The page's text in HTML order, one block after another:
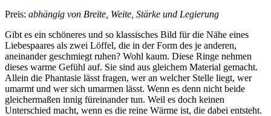
Preis: abhängig von Breite, Weite, Stärke und Legierung
Gibt es ein schöneres und so klassisches Bild für die Nähe eines
Liebespaares als zwei Löffel, die in der Form des je anderen,
aneinander geschmiegt ruhen? Wohl kaum. Diese Ringe nehmen
dieses warme Gefühl auf. Sie sind aus gleichem Material gemacht.
Allein die Phantasie lässt fragen, wer an welcher Stelle liegt, wer
umarmt und wer sich umarmen lässt. Wenn es denn nicht beide
gleichermaßen innig füreinander tun. Weil es doch keinen
Unterschied macht, wenn es die reine Wärme ist, die dabei entsteht.